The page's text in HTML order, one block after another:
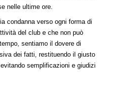
nelle ultime ore.
condanna verso ogni forma di
del club e che non può
sentiamo il dovere di
dei fatti, restituendo il giusto
semplificazioni e giudizi